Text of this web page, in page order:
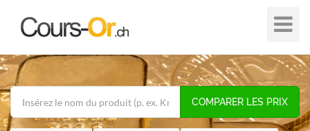
Plier
/
hors
de
COMPARER LES PRIX